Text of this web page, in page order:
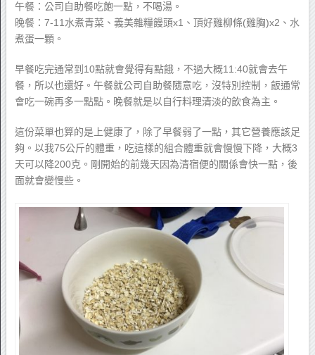
午餐：公司自助餐吃飽一點，不喝湯。
晚餐：7-11水煮青菜、義美雜糧饅頭x1、頂好雞柳條(雞胸)x2、水
煮蛋一顆。
早餐吃完通常到10點就會覺得有點餓，不過大概11:40就會去午
餐，所以也還好。午餐就公司自助餐隨意吃，沒特別控制，飯通常
會吃一碗再多一點點。晚餐就是以自行料理清淡的飲食為主。
這份菜單也算的是上健康了，除了早餐弱了一點，其它營養應該足
夠。以我75公斤的體重，吃這樣的組合體重就會慢慢下降，大概3
天可以降200克。剛開始的前幾天因為清宿便的關係會快一點，後
面就會變慢些。